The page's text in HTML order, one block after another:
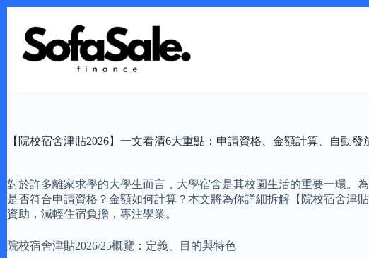
content
【院校宿舍津貼2026】一文看清6大重點：申請資格、金額計算、自動發
對於許多離家求學的大學生而言，大學宿舍是其校園生活的重要一環。
是否符合申請資格？金額如何計算？本文將為你詳細拆解【院校宿舍津
資助，減輕住宿負擔，專注學業。
院校宿舍津貼2026/25概覽：定義、目的與特色